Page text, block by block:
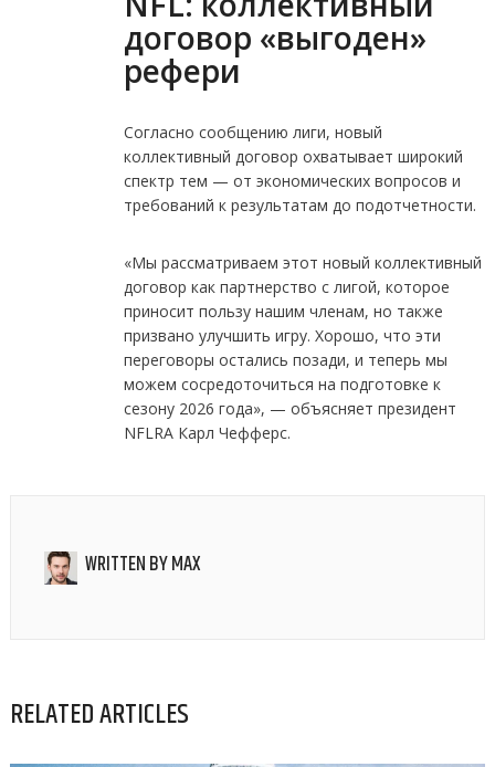
договор «выгоден»
рефери
Согласно сообщению лиги, новый
коллективный договор охватывает широкий
спектр тем — от экономических вопросов и
требований к результатам до подотчетности.
«Мы рассматриваем этот новый коллективный
договор как партнерство с лигой, которое
приносит пользу нашим членам, но также
призвано улучшить игру. Хорошо, что эти
переговоры остались позади, и теперь мы
можем сосредоточиться на подготовке к
сезону 2026 года», — объясняет президент
NFLRA Карл Чефферс.
WRITTEN BYMAX
RELATED ARTICLES